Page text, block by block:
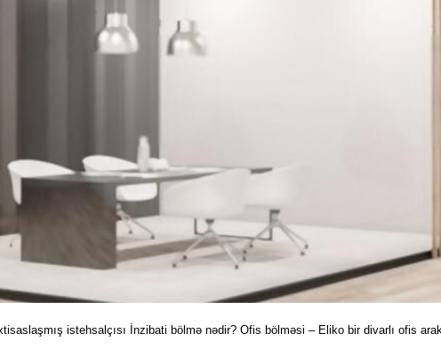
istehsalçısı İnzibati bölmə nədir? Ofis bölməsi – Eliko bir divarlı ofis